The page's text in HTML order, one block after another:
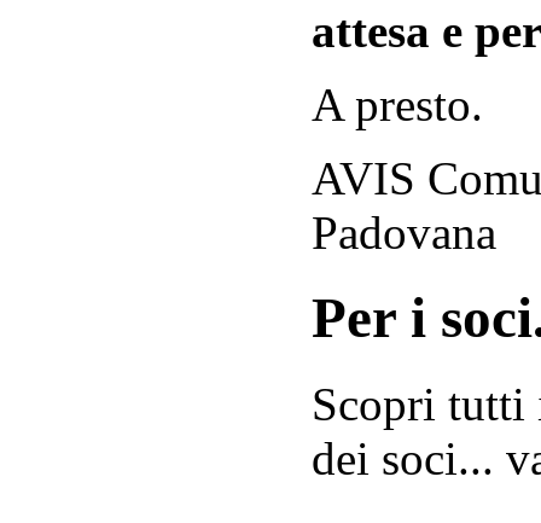
attesa e
A presto.
AVIS
Padovana
Per i
Scopri tutti
dei soci...